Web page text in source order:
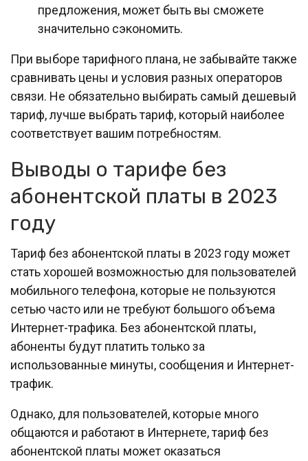
предложения, может быть вы сможете
значительно сэкономить.
При выборе тарифного плана, не забывайте также
сравнивать цены и условия разных операторов
связи. Не обязательно выбирать самый дешевый
тариф, лучше выбрать тариф, который наиболее
соответствует вашим потребностям.
Выводы о тарифе без
абонентской платы в 2023
году
Тариф без абонентской платы в 2023 году может
стать хорошей возможностью для пользователей
мобильного телефона, которые не пользуются
сетью часто или не требуют большого объема
Интернет-трафика. Без абонентской платы,
абоненты будут платить только за
использованные минуты, сообщения и Интернет-
трафик.
Однако, для пользователей, которые много
общаются и работают в Интернете, тариф без
абонентской платы может оказаться